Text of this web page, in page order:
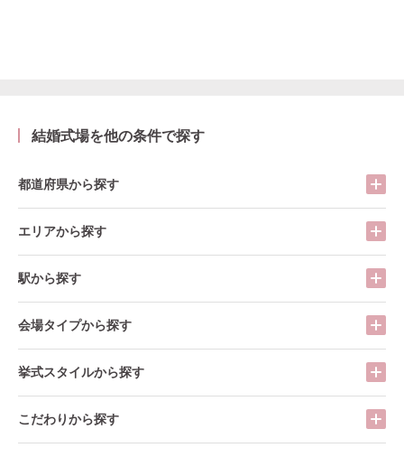
結婚式場を他の条件で探す
都道府県から探す
エリアから探す
駅から探す
会場タイプから探す
挙式スタイルから探す
こだわりから探す